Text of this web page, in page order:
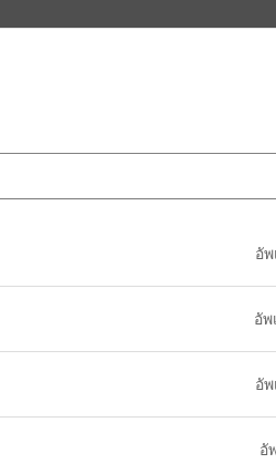
อั
อั
อั
อั